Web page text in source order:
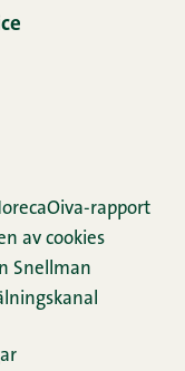
Oiva-rapport
av cookies
Snellman